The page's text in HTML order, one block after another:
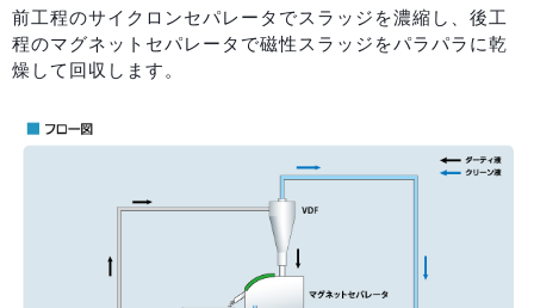
前工程のサイクロンセパレータでスラッジを濃縮し、後工
程のマグネットセパレータで磁性スラッジをパラパラに乾
燥して回収します。